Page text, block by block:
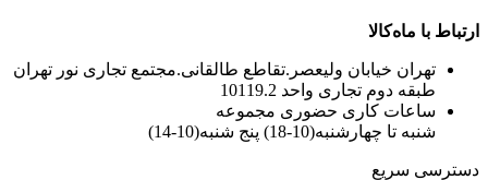
ارتباط با ماه‌کالا
تهران خیابان ولیعصر.تقاطع طالقانی.مجتمع تجاری نور تهران
طبقه دوم تجاری واحد 10119.2
ساعات کاری حضوری مجموعه
شنبه تا چهارشنبه(10-18) پنج شنبه(10-14)
دسترسی سریع